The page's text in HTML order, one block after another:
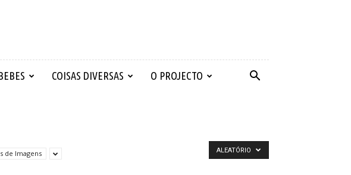
COISAS DIVERSAS O PROJECTO
de Imagens ALEATÓRIO